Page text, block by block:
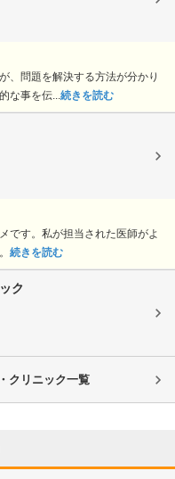
、問題を解決する方法が分かり
な事を伝...続きを読む
です。私が担当された医師がよ
続きを読む
ク
クリニック一覧